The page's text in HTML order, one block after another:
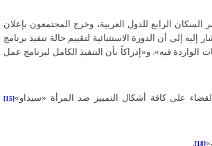
السكان الرابع للدول العربية، وخرج المجتمعون بإعلان
إليه إلى أن الدورة الاستثنائية لتقييم حالة تنفيذ برنامج
الواردة فيه».و« إدراكاً بأن التنفيذ الكامل لبرنامج عمل
على كافة أشكال التمييز ضد المرأة «سيداو»
[15]
»
[18]
.